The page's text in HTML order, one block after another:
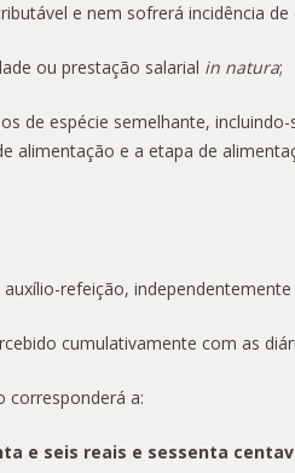
e nem sofrerá incidência
ou prestação salarial in natura;
de espécie semelhante,
alimentação e a etapa de
refeição,
cumulativamente com as
corresponderá a:
e seis reais e sessenta